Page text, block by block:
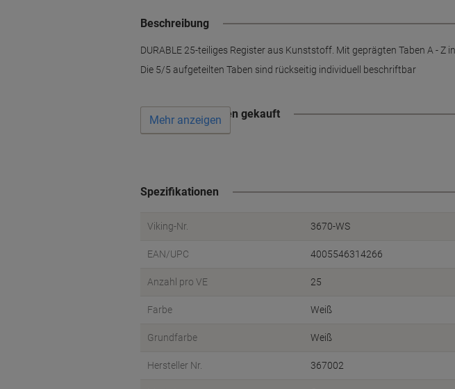
Beschreibung
DURABLE 25-teiliges Register aus Kunststoff. Mit geprägten Taben A - Z
Die 5/5 aufgeteilten Taben sind rückseitig individuell beschriftbar
Wird oft zusammen gekauft
Mehr anzeigen
Spezifikationen
Viking-Nr. 3670-WS
EAN/UPC 4005546314266
Anzahl pro VE 25
Farbe Weiß
Grundfarbe Weiß
Hersteller Nr. 367002